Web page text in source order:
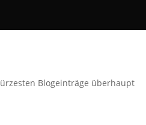
Blogeinträge überhaupt